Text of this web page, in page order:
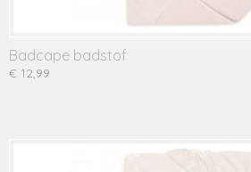
Badcape badstof
€ 12,99